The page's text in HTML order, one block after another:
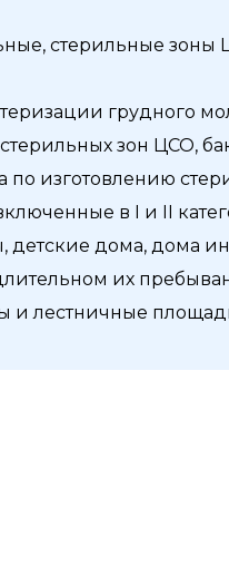
стерильные зоны
грудного
зон ЦСО,
изготовлению
в I и II
детские дома,
их
и лестничные